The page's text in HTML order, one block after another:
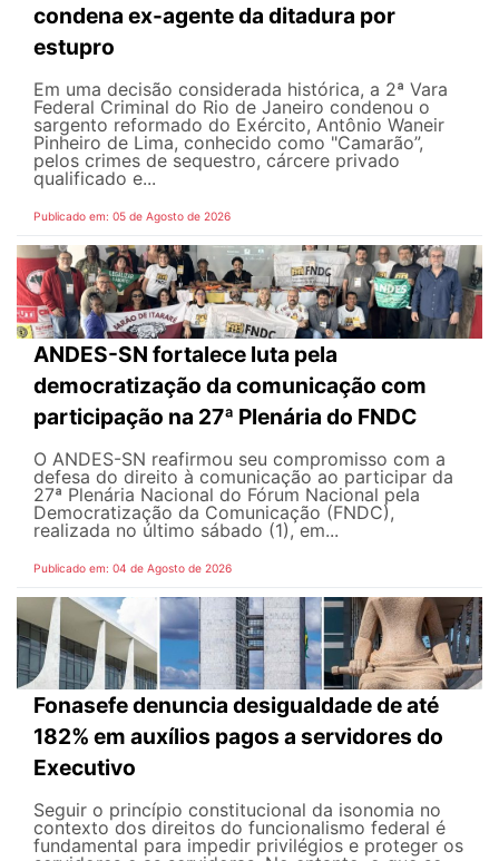
condena ex-agente da ditadura por
estupro
Em uma decisão considerada histórica, a 2ª Vara
Federal Criminal do Rio de Janeiro condenou o
sargento reformado do Exército, Antônio Waneir
Pinheiro de Lima, conhecido como "Camarão”,
pelos crimes de sequestro, cárcere privado
qualificado e...
Publicado em: 05 de Agosto de 2026
ANDES-SN fortalece luta pela
democratização da comunicação com
participação na 27ª Plenária do FNDC
O ANDES-SN reafirmou seu compromisso com a
defesa do direito à comunicação ao participar da
27ª Plenária Nacional do Fórum Nacional pela
Democratização da Comunicação (FNDC),
realizada no último sábado (1), em...
Publicado em: 04 de Agosto de 2026
Fonasefe denuncia desigualdade de até
182% em auxílios pagos a servidores do
Executivo
Seguir o princípio constitucional da isonomia no
contexto dos direitos do funcionalismo federal é
fundamental para impedir privilégios e proteger os